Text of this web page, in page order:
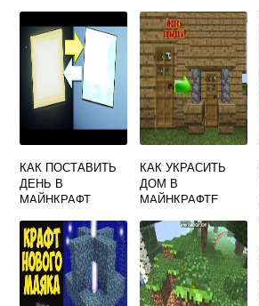
КАК ПОСТАВИТЬ
ДЕНЬ В
МАЙНКРАФТ
КАК УКРАСИТЬ
ДОМ В
МАЙНКРАФТЕ